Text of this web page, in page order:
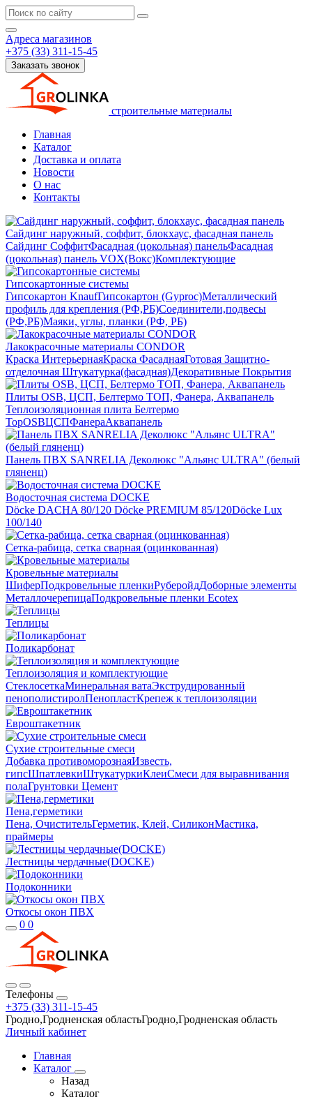
Адреса магазинов
+375 (33) 311-15-45
Заказать звонок
строительные материалы
Главная
Каталог
Доставка и оплата
Новости
О нас
Контакты
Сайдинг наружный, соффит, блокхаус, фасадная панель
Сайдинг СоффитФасадная (цокольная) панельФасадная
(цокольная) панель VOX(Вокс)Комплектующие
Гипсокартонные системы
Гипсокартон KnaufГипсокартон (Gyproc)Металлический
профиль для крепления (РФ,РБ)Соединители,подвесы
(РФ,РБ)Маяки, углы, планки (РФ, РБ)
Лакокрасочные материалы CONDOR
Краска ИнтерьернаяКраска ФасаднаяГотовая Защитно-
отделочная Штукатурка(фасадная)Декоративные Покрытия
Плиты OSB, ЦСП, Белтермо ТОП, Фанера, Аквапанель
Теплоизоляционная плита Белтермо
TopOSBЦСПФанераАквапанель
Панель ПВХ SANRELIA Деколюкс "Альянс ULTRA" (белый
гляненц)
Водосточная система DOCKE
Döсkе DACHA 80/120 Döcke PREMIUM 85/120Döсkе Luх
100/140
Сетка-рабица, сетка сварная (оцинкованная)
Кровельные материалы
ШиферПодкровельные пленкиРуберойдДоборные элементы
МеталлочерепицаПодкровельные пленки Ecotex
Теплицы
Поликарбонат
Теплоизоляция и комплектующие
СтеклосеткаМинеральная ватаЭкструдированный
пенополистиролПенопластКрепеж к теплоизоляции
Евроштакетник
Сухие строительные смеси
Добавка противоморознаяИзвесть,
гипсШпатлевкиШтукатуркиКлеиСмеси для выравнивания
полаГрунтовки Цемент
Пена,герметики
Пена, ОчистительГерметик, Клей, СиликонМастика,
праймеры
Лестницы чердачные(DOCKE)
Подоконники
Откосы окон ПВХ
0 0
Телефоны
+375 (33) 311-15-45
Гродно,Гродненская областьГродно,Гродненская область
Личный кабинет
Главная
Каталог
Назад
Каталог